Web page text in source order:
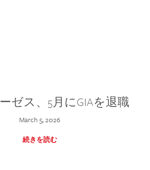
ゼス、5月にGIAを退職
March 5, 2026
続きを読む